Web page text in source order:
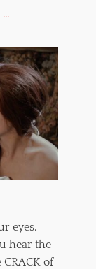
eyes.
hear the
CRACK of